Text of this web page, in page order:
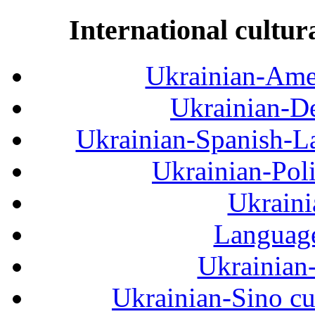
International
Ukrainian-
Ukrainian-
Ukrainian-Spanish-
Ukrainian-
Ukrainian-Sino